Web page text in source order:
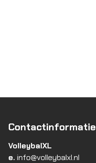
Contactinformatie
VolleybalXL
e. info@volleybalxl.nl